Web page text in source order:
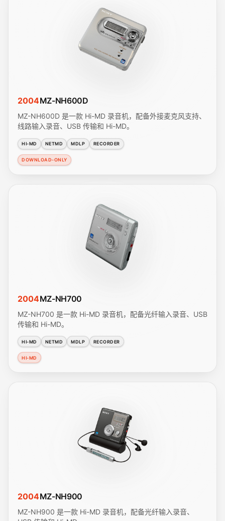
2004MZ-NH600D
MZ-NH600D 是一款 Hi-MD 录音机，配备外接麦克风支持、
线路输入录音、USB 传输和 Hi-MD。
HI-MD NETMD MDLP RECORDER
DOWNLOAD-ONLY
2004MZ-NH700
MZ-NH700 是一款 Hi-MD 录音机，配备光纤输入录音、USB
传输和 Hi-MD。
HI-MD NETMD MDLP RECORDER
HI-MD
2004MZ-NH900
MZ-NH900 是一款 Hi-MD 录音机，配备光纤输入录音、